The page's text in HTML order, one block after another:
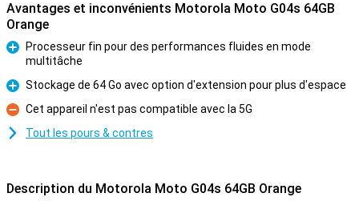
Avantages et inconvénients Motorola Moto G04s 64GB
Orange
Pour
Processeur fin pour des performances fluides en mode
multitâche
Pour
Stockage de 64 Go avec option d'extension pour plus d'espace
Contre
Cet appareil n'est pas compatible avec la 5G
Tout les pours & contres
Description du Motorola Moto G04s 64GB Orange